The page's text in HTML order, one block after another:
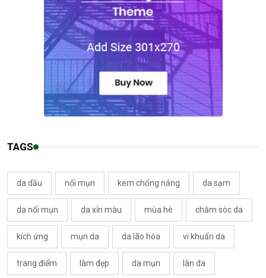
TAGS
da dầu nổi mụn kem chống nắng da sạm
da nổi mụn da xỉn màu mùa hè chăm sóc da
kích ứng mụn da da lão hóa vi khuẩn da
trang điểm làm đẹp da mụn làn da